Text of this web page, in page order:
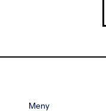
Meny